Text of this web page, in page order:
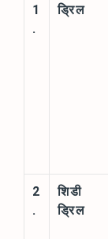
1
.
ड्रिल
2
.
शिडी
ड्रिल